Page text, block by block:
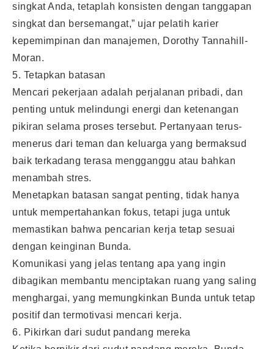
singkat Anda, tetaplah konsisten dengan tanggapan
singkat dan bersemangat,” ujar pelatih karier
kepemimpinan dan manajemen, Dorothy Tannahill-
Moran.
5. Tetapkan batasan
Mencari pekerjaan adalah perjalanan pribadi, dan
penting untuk melindungi energi dan ketenangan
pikiran selama proses tersebut. Pertanyaan terus-
menerus dari teman dan keluarga yang bermaksud
baik terkadang terasa mengganggu atau bahkan
menambah stres.
Menetapkan batasan sangat penting, tidak hanya
untuk mempertahankan fokus, tetapi juga untuk
memastikan bahwa pencarian kerja tetap sesuai
dengan keinginan Bunda.
Komunikasi yang jelas tentang apa yang ingin
dibagikan membantu menciptakan ruang yang saling
menghargai, yang memungkinkan Bunda untuk tetap
positif dan termotivasi mencari kerja.
6. Pikirkan dari sudut pandang mereka